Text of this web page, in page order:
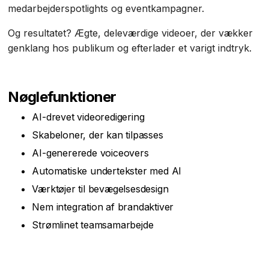
medarbejderspotlights og eventkampagner.
Og resultatet? Ægte, deleværdige videoer, der vækker
genklang hos publikum og efterlader et varigt indtryk.
‍Nøglefunktioner‍
AI-drevet videoredigering
Skabeloner, der kan tilpasses
AI-genererede voiceovers
Automatiske undertekster med AI
Værktøjer til bevægelsesdesign
Nem integration af brandaktiver
Strømlinet teamsamarbejde